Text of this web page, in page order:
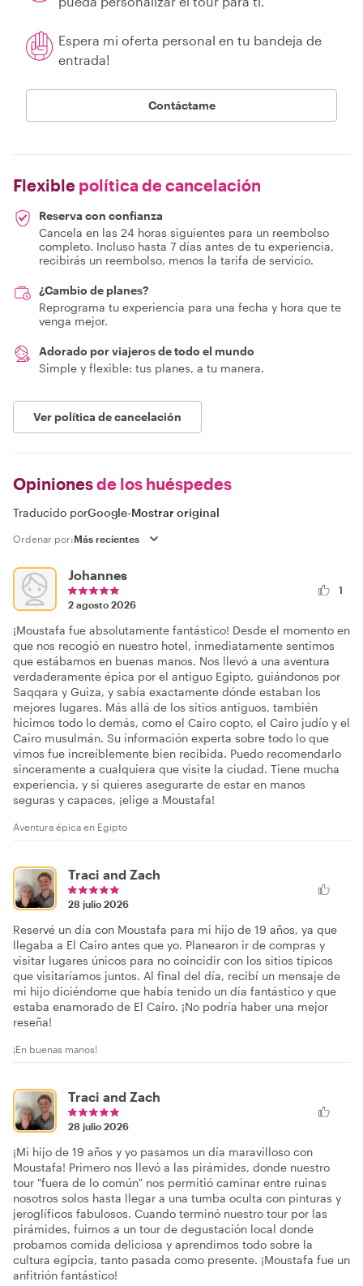
Espera mi oferta personal en tu bandeja de
entrada!
Contáctame
Flexible política de cancelación
Reserva con confianza
Cancela en las 24 horas siguientes para un reembolso
completo. Incluso hasta 7 días antes de tu experiencia,
recibirás un reembolso, menos la tarifa de servicio.
¿Cambio de planes?
Reprograma tu experiencia para una fecha y hora que te
venga mejor.
Adorado por viajeros de todo el mundo
Simple y flexible: tus planes, a tu manera.
Ver política de cancelación
Opinionesde los huéspedes
Traducido porGoogle-Mostrar original
Ordenar por:
Johannes
2 agosto 2026
1
¡Moustafa fue absolutamente fantástico! Desde el momento en
que nos recogió en nuestro hotel, inmediatamente sentimos
que estábamos en buenas manos. Nos llevó a una aventura
verdaderamente épica por el antiguo Egipto, guiándonos por
Saqqara y Guiza, y sabía exactamente dónde estaban los
mejores lugares. Más allá de los sitios antiguos, también
hicimos todo lo demás, como el Cairo copto, el Cairo judío y el
Cairo musulmán. Su información experta sobre todo lo que
vimos fue increíblemente bien recibida. Puedo recomendarlo
sinceramente a cualquiera que visite la ciudad. Tiene mucha
experiencia, y si quieres asegurarte de estar en manos
seguras y capaces, ¡elige a Moustafa!
Aventura épica en Egipto
Traci and Zach
28 julio 2026
Reservé un día con Moustafa para mi hijo de 19 años, ya que
llegaba a El Cairo antes que yo. Planearon ir de compras y
visitar lugares únicos para no coincidir con los sitios típicos
que visitaríamos juntos. Al final del día, recibí un mensaje de
mi hijo diciéndome que había tenido un día fantástico y que
estaba enamorado de El Cairo. ¡No podría haber una mejor
reseña!
¡En buenas manos!
Traci and Zach
28 julio 2026
¡Mi hijo de 19 años y yo pasamos un día maravilloso con
Moustafa! Primero nos llevó a las pirámides, donde nuestro
tour "fuera de lo común" nos permitió caminar entre ruinas
nosotros solos hasta llegar a una tumba oculta con pinturas y
jeroglíficos fabulosos. Cuando terminó nuestro tour por las
pirámides, fuimos a un tour de degustación local donde
probamos comida deliciosa y aprendimos todo sobre la
cultura egipcia, tanto pasada como presente. ¡Moustafa fue un
anfitrión fantástico!